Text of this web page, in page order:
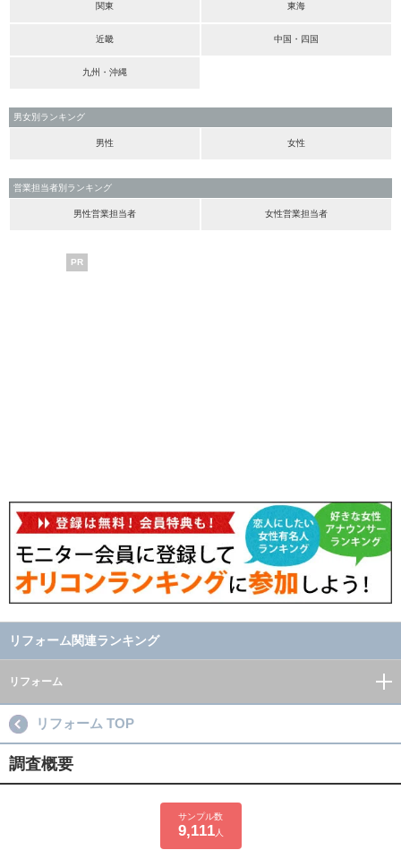
関東 東海
近畿 中国・四国
九州・沖縄
男女別ランキング
男性 女性
営業担当者別ランキング
男性営業担当者 女性営業担当者
PR
リフォーム関連ランキング
リフォーム
リフォーム TOP
調査概要
サンプル数
9,111人